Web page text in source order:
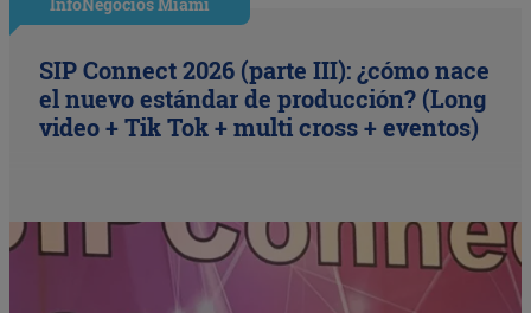
SIP Connect 2026 (parte III): ¿cómo nace
el nuevo estándar de producción? (Long
video + Tik Tok + multi cross + eventos)